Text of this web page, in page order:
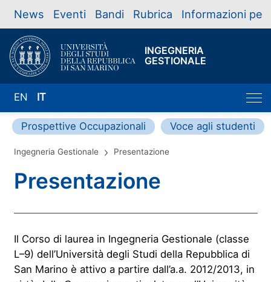
News Eventi Bandi Rubrica Informazioni per
INGEGNERIA
GESTIONALE
EN IT
Prospettive Occupazionali Voce agli studenti
Ingegneria Gestionale Presentazione
Presentazione
Il Corso di laurea in Ingegneria Gestionale (classe
L–9) dell’Università degli Studi della Repubblica di
San Marino è attivo a partire dall’a.a. 2012/2013, in